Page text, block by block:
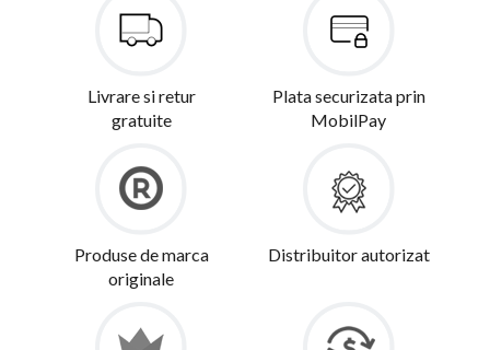
Livrare si retur
gratuite
Plata securizata prin
MobilPay
Produse de marca
originale
Distribuitor autorizat